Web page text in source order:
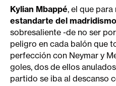
Kylian Mbappé, el que para
estandarte del madridismo
sobresaliente -de no ser
peligro en cada balón que
perfección con Neymar y
goles, dos de ellos
partido se iba al descanso